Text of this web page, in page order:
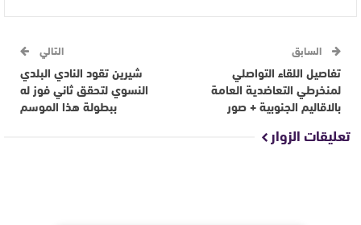
السابق
تفاصيل اللقاء التواصلي
لمنخرطي التعاضديۃ العامۃ
بالاقاليم الجنوبيۃ + صور
التالي
شيرين تقود النادي البلدي
النسوي لتحقق ثاني فوز له
ببطولة هذا الموسم
تعليقات الزوار